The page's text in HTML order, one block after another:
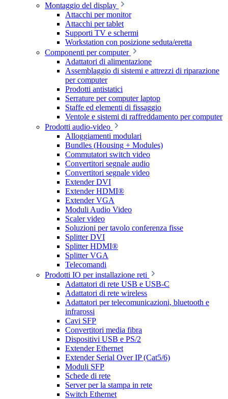
Montaggio del display
Attacchi per monitor
Attacchi per tablet
Supporti TV e schermi
Workstation con posizione seduta/eretta
Componenti per computer
Adattatori di alimentazione
Assemblaggio di sistemi e attrezzi di riparazione
per computer
Prodotti antistatici
Serrature per computer laptop
Staffe ed elementi di fissaggio
Ventole e sistemi di raffreddamento per computer
Prodotti audio-video
Alloggiamenti modulari
Bundles (Housing + Modules)
Commutatori switch video
Convertitori segnale audio
Convertitori segnale video
Extender DVI
Extender HDMI®
Extender VGA
Moduli Audio Video
Scaler video
Soluzioni per tavolo conferenza fisse
Splitter DVI
Splitter HDMI®
Splitter VGA
Telecomandi
Prodotti IO per installazione reti
Adattatori di rete USB e USB-C
Adattatori di rete wireless
Adattatori per telecomunicazioni, bluetooth e
infrarossi
Cavi SFP
Convertitori media fibra
Dispositivi USB e PS/2
Extender Ethernet
Extender Serial Over IP (Cat5/6)
Moduli SFP
Schede di rete
Server per la stampa in rete
Switch Ethernet